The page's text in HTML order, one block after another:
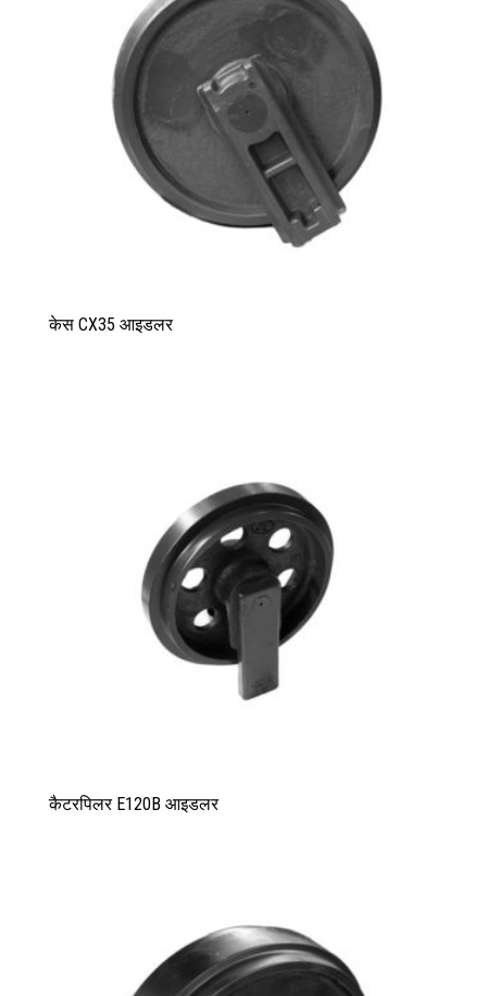
केस CX35 आइडलर
कैटरपिलर E120B आइडलर